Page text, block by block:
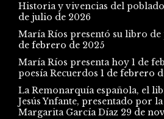
Historia y vivencias del
de julio de 2026
María Ríos presentó su libro de
de febrero de 2025
María Ríos presenta hoy 1 de
poesía Recuerdos 1 de febrero
La Remonarquía española, el
Jesús Ynfante, presentado por
Margarita García Díaz 29 de